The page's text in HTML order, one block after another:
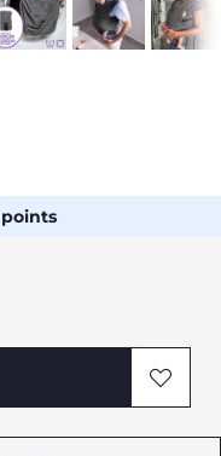
points